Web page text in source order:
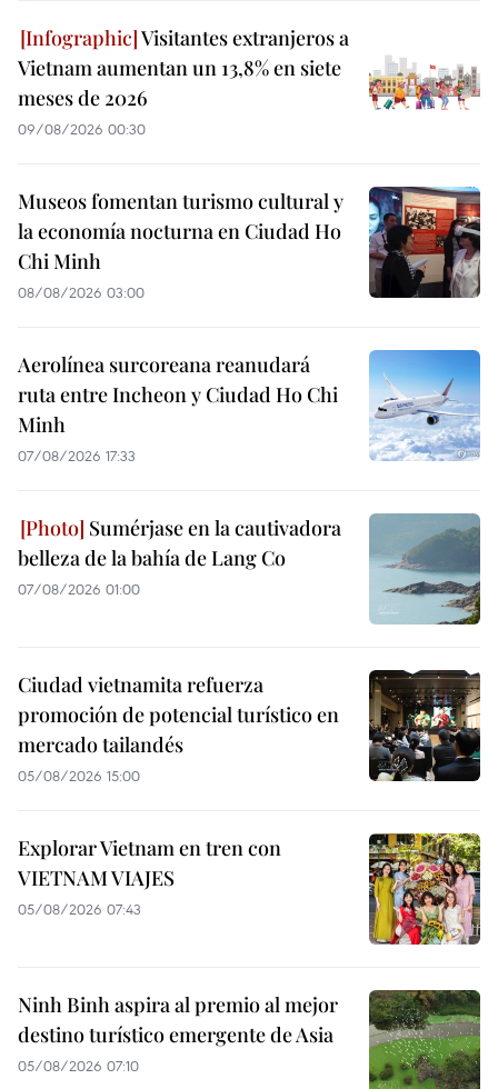
Visitantes extranjeros a
Vietnam aumentan un 13,8% en siete
meses de 2026
09/08/2026 00:30
Museos fomentan turismo cultural y
la economía nocturna en Ciudad Ho
Chi Minh
08/08/2026 03:00
Aerolínea surcoreana reanudará
ruta entre Incheon y Ciudad Ho Chi
Minh
07/08/2026 17:33
Sumérjase en la cautivadora
belleza de la bahía de Lang Co
07/08/2026 01:00
Ciudad vietnamita refuerza
promoción de potencial turístico en
mercado tailandés
05/08/2026 15:00
Explorar Vietnam en tren con
VIETNAM VIAJES
05/08/2026 07:43
Ninh Binh aspira al premio al mejor
destino turístico emergente de Asia
05/08/2026 07:10